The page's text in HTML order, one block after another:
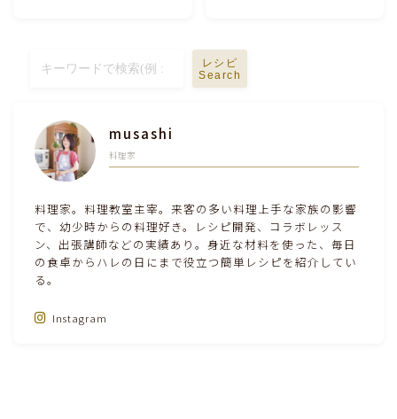
テーブルコーディネート・食器・調理器具
離乳食・キッズメニュー
その他徒然
レシピ
Search
musashi
料理家
料理家。料理教室主宰。来客の多い料理上手な家族の影響
で、幼少時からの料理好き。レシピ開発、コラボレッス
ン、出張講師などの実績あり。身近な材料を使った、毎日
の食卓からハレの日にまで役立つ簡単レシピを紹介してい
る。
Instagram